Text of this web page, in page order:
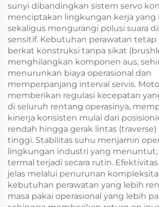
sunyi dibandingkan sistem servo
menciptakan lingkungan kerja yang
sekaligus mengurangi polusi suara
sensitif. Kebutuhan perawatan
berkat konstruksi tanpa sikat
menghilangkan komponen aus,
menurunkan biaya operasional dan
memperpanjang interval servis.
memberikan regulasi kecepatan
di seluruh rentang operasinya,
kinerja konsisten mulai dari
rendah hingga gerak lintas
tinggi. Stabilitas suhu menjamin
lingkungan industri yang menuntut,
termal terjadi secara rutin.
jelas melalui penurunan
kebutuhan perawatan yang lebih
masa pakai operasional yang lebih